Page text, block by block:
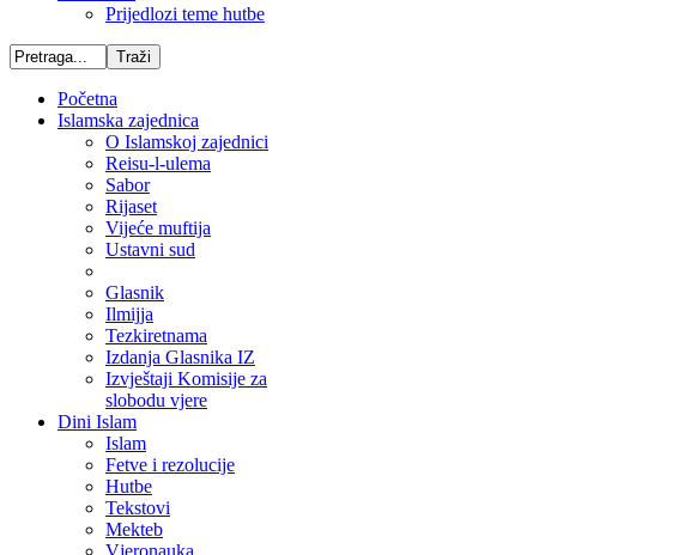
Prijedlozi teme hutbe
Početna
Islamska zajednica
O Islamskoj zajednici
Reisu-l-ulema
Sabor
Rijaset
Vijeće muftija
Ustavni sud
Glasnik
Ilmijja
Tezkiretnama
Izdanja Glasnika IZ
Izvještaji Komisije za
slobodu vjere
Dini Islam
Islam
Fetve i rezolucije
Hutbe
Tekstovi
Mekteb
Vjeronauka